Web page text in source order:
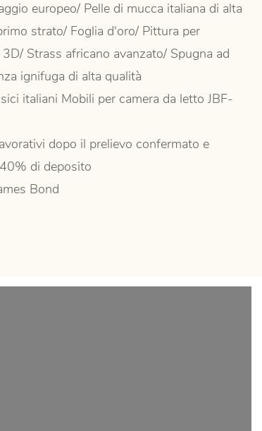
europeo/ Pelle di mucca italiana di alta
strato/ Foglia d'oro/ Pittura per
Strass africano avanzato/ Spugna ad
ignifuga di alta qualità
italiani Mobili per camera da letto JBF-
dopo il prelievo confermato e
di deposito
Bond